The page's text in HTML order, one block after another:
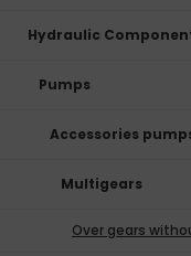
Hydraulic
Pumps
Accessories
Multigears
Over gears